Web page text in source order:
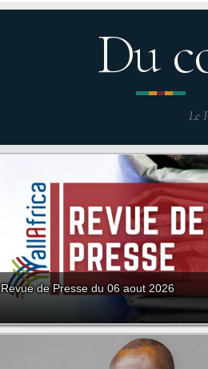
Du
Le
Revue de Presse du 06 aout 2026